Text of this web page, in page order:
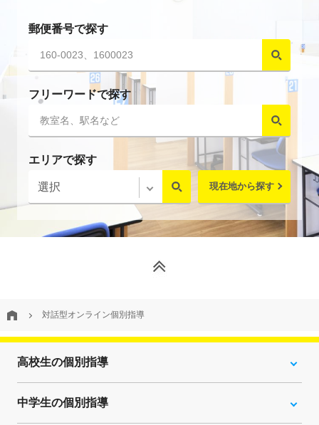
郵便番号で探す
フリーワードで探す
エリアで探す
現在地から探す
対話型オンライン個別指導
高校生の個別指導
中学生の個別指導